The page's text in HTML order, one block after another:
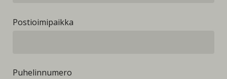
Postioimipaikka
Puhelinnumero